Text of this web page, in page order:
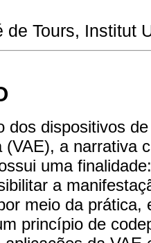
de Tours, Institut
dos dispositivos
(VAE), a narrativa
uma
a
meio da
princípio de